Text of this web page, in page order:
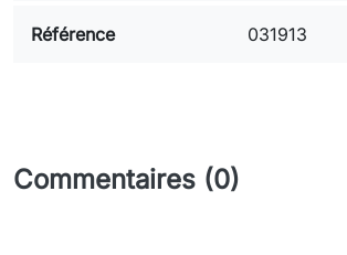
Référence 031913
Commentaires (0)